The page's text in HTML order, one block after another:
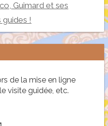
Guimard et ses
guides !
de la mise en ligne
visite guidée, etc.